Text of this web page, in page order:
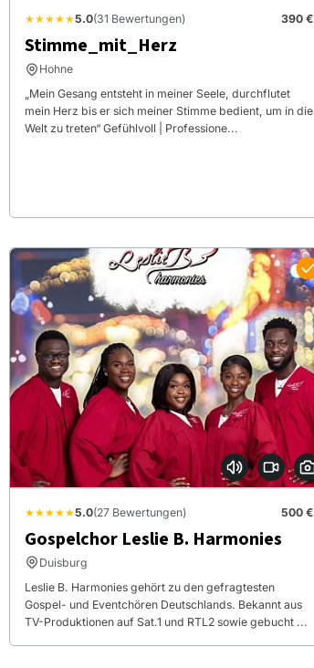
★★★★★5.0(31 Bewertungen) 390 €
Stimme_mit_Herz
Hohne
„Mein Gesang entsteht in meiner Seele, durchflutet
mein Herz bis er sich meiner Stimme bedient, um in die
Welt zu treten“ Gefühlvoll | Professione...
★★★★★5.0(27 Bewertungen) 500 €
Gospelchor Leslie B. Harmonies
Duisburg
Leslie B. Harmonies gehört zu den gefragtesten
Gospel- und Eventchören Deutschlands. Bekannt aus
TV-Produktionen auf Sat.1 und RTL2 sowie gebucht ...